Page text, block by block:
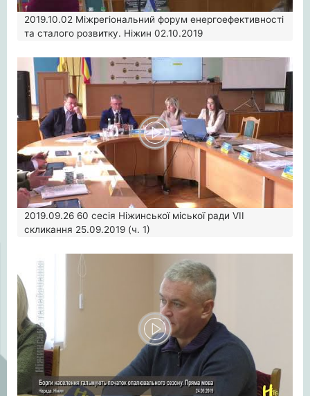
2019.10.02 Міжрегіональний форум енергоефективності
та сталого розвитку. Ніжин 02.10.2019
2019.09.26 60 сесія Ніжинської міської ради VII
скликання 25.09.2019 (ч. 1)